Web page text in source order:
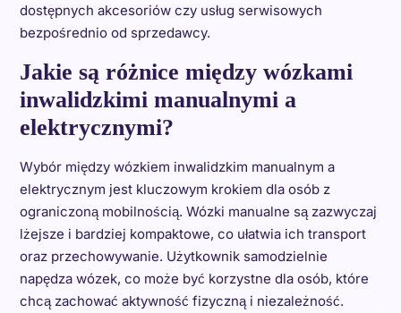
dostępnych akcesoriów czy usług serwisowych
bezpośrednio od sprzedawcy.
Jakie są różnice między wózkami
inwalidzkimi manualnymi a
elektrycznymi?
Wybór między wózkiem inwalidzkim manualnym a
elektrycznym jest kluczowym krokiem dla osób z
ograniczoną mobilnością. Wózki manualne są zazwyczaj
lżejsze i bardziej kompaktowe, co ułatwia ich transport
oraz przechowywanie. Użytkownik samodzielnie
napędza wózek, co może być korzystne dla osób, które
chcą zachować aktywność fizyczną i niezależność.